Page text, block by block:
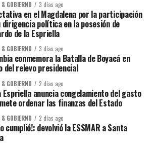
& GOBIERNO 3 días ago
en el Magdalena por la participación
dirigencia política en la posesión de
de la Espriella
& GOBIERNO 3 días ago
conmemora la Batalla de Boyacá en
del relevo presidencial
& GOBIERNO 2 días ago
Espriella anuncia congelamiento del gasto
ordenar las finanzas del Estado
& GOBIERNO 2 días ago
cumplió!: devolvió la ESSMAR a Santa